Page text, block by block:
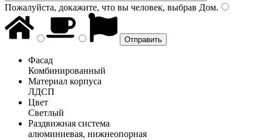
Пожалуйста, докажите, что вы человек, выбрав Дом.
Фасад
Комбинированный
Материал корпуса
ЛДСП
Цвет
Светлый
Раздвижная система
алюминиевая, нижнеопорная